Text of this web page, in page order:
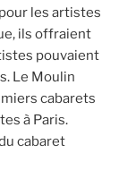
les artistes
ils offraient
pouvaient
Le Moulin
cabarets
à Paris.
cabaret